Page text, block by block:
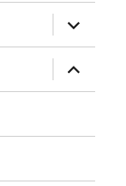
expand
child
menu
expand
child
menu